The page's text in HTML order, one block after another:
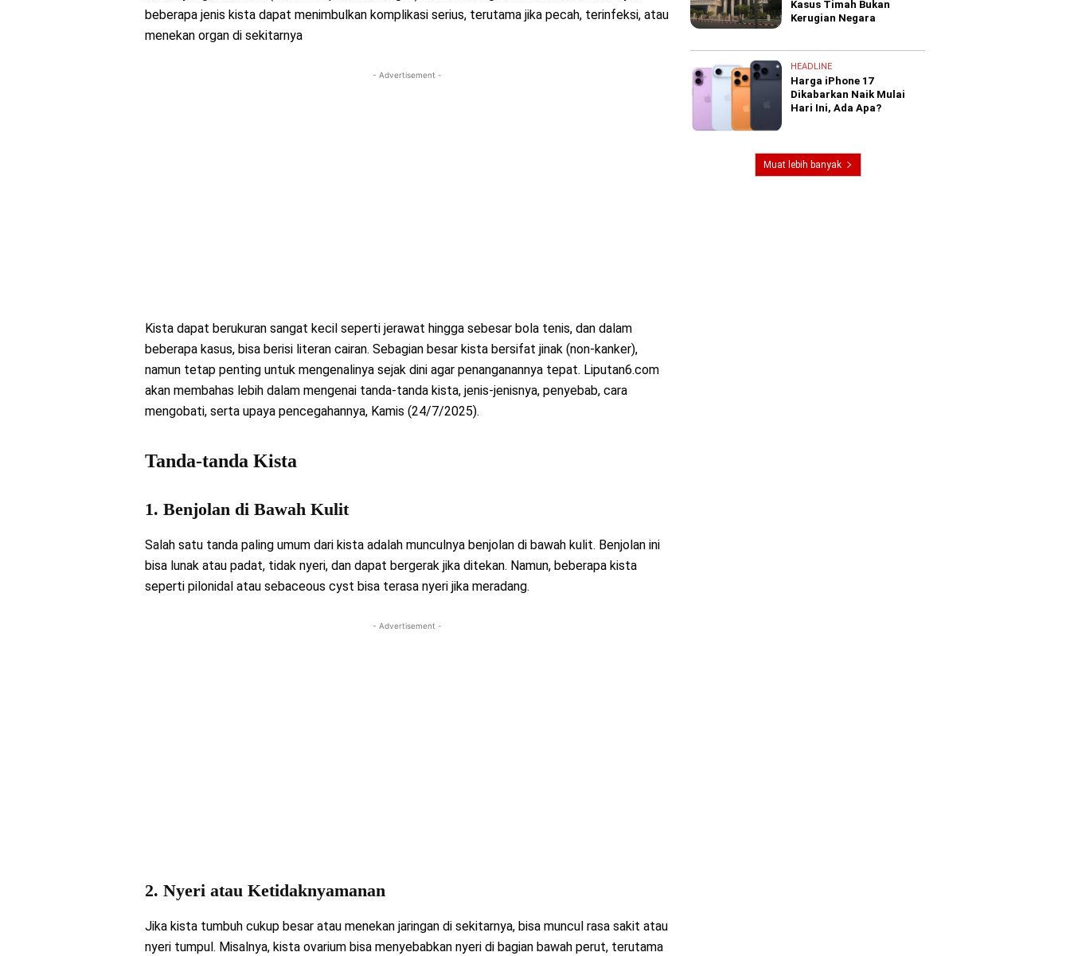
beberapa jenis kista dapat menimbulkan komplikasi serius, terutama jika pecah, terinfeksi, atau
menekan organ di sekitarnya
- Advertisement -
Kista dapat berukuran sangat kecil seperti jerawat hingga sebesar bola tenis, dan dalam
beberapa kasus, bisa berisi literan cairan. Sebagian besar kista bersifat jinak (non-kanker),
namun tetap penting untuk mengenalinya sejak dini agar penanganannya tepat. Liputan6.com
akan membahas lebih dalam mengenai tanda-tanda kista, jenis-jenisnya, penyebab, cara
mengobati, serta upaya pencegahannya, Kamis (24/7/2025).
Tanda-tanda Kista
1. Benjolan di Bawah Kulit
Salah satu tanda paling umum dari kista adalah munculnya benjolan di bawah kulit. Benjolan ini
bisa lunak atau padat, tidak nyeri, dan dapat bergerak jika ditekan. Namun, beberapa kista
seperti pilonidal atau sebaceous cyst bisa terasa nyeri jika meradang.
- Advertisement -
2. Nyeri atau Ketidaknyamanan
Jika kista tumbuh cukup besar atau menekan jaringan di sekitarnya, bisa muncul rasa sakit atau
nyeri tumpul. Misalnya, kista ovarium bisa menyebabkan nyeri di bagian bawah perut, terutama
Kasus Timah Bukan
Kerugian Negara
HEADLINE
Harga iPhone 17
Dikabarkan Naik Mulai
Hari Ini, Ada Apa?
Muat lebih banyak